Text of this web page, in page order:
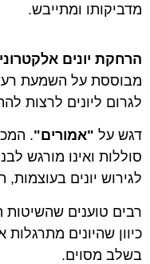
מדביקותו ומתייבש.
הרחקת יונים
מבוססת על השמעת
לגרום ליונים לרצות
דגש על "אמורים".
סוללות ואינו מורגש
לגירוש יונים בעוצמות,
רבים טוענים שהשיטות
כיוון שהיונים
בשלב מסוים.